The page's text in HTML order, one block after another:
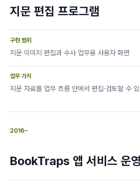
지문 편집 프로그램
구현 범위
지문 이미지 편집과 수사 업무용 사용자 화면
업무 가치
지문 자료를 업무 흐름 안에서 편집·검토할 수
2016–
BookTraps 앱 서비스 운영